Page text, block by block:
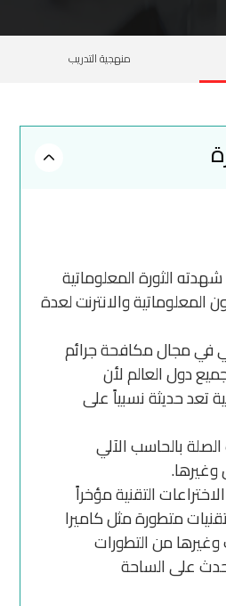
منهجية التدريب
الثورة المعلوماتية
المعلوماتية والانترنت لعدة
في مجال مكافحة جرائم
دول العالم لأن
تعد حديثة نسبياً على
الصلة بالحاسب الآلي
وغيرها.
التقنية مؤخراً
متطورة مثل كاميرا
وغيرها من التطورات
على الساحة